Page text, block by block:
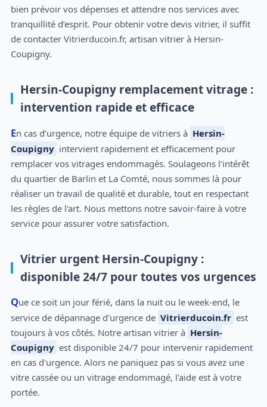
bien prévoir vos dépenses et attendre nos services avec
tranquillité d’esprit. Pour obtenir votre devis vitrier, il suffit
de contacter Vitrierducoin.fr, artisan vitrier à Hersin-
Coupigny.
Hersin-Coupigny remplacement vitrage :
intervention rapide et efficace
En cas d’urgence, notre équipe de vitriers à Hersin-
Coupigny intervient rapidement et efficacement pour
remplacer vos vitrages endommagés. Soulageons l'intérêt
du quartier de Barlin et La Comté, nous sommes là pour
réaliser un travail de qualité et durable, tout en respectant
les règles de l'art. Nous mettons notre savoir-faire à votre
service pour assurer votre satisfaction.
Vitrier urgent Hersin-Coupigny :
disponible 24/7 pour toutes vos urgences
Que ce soit un jour férié, dans la nuit ou le week-end, le
service de dépannage d'urgence de Vitrierducoin.fr est
toujours à vos côtés. Notre artisan vitrier à Hersin-
Coupigny est disponible 24/7 pour intervenir rapidement
en cas d'urgence. Alors ne paniquez pas si vous avez une
vitre cassée ou un vitrage endommagé, l'aide est à votre
portée.